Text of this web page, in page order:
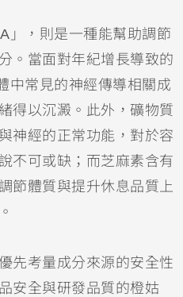
」，則是一種能幫助調節
。當面對年紀增長導致的
中常見的神經傳導相關成
得以沉澱。此外，礦物質
神經的正常功能，對於容
不可或缺；而芝麻素含有
節體質與提升休息品質上
先考量成分來源的安全性
安全與研發品質的橙姑